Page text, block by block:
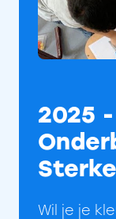
2025
Wil je je